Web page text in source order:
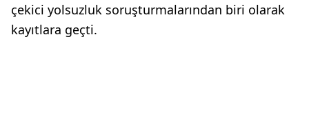
çekici yolsuzluk soruşturmalarından biri olarak
kayıtlara geçti.